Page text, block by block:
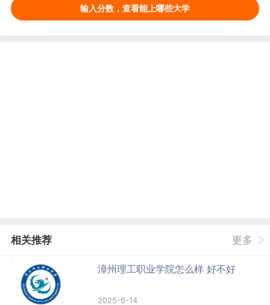
输入分数，查看能上哪些大学
相关推荐 更多
漳州理工职业学院怎么样 好不好
2025-6-14